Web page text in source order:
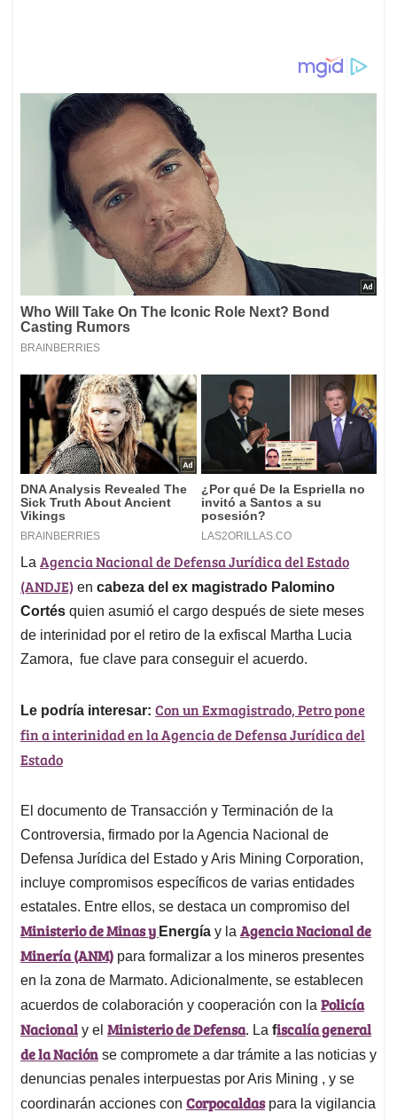
La Agencia Nacional de Defensa Jurídica del Estado
(ANDJE) en cabeza del ex magistrado Palomino
Cortés quien asumió el cargo después de siete meses
de interinidad por el retiro de la exfiscal Martha Lucia
Zamora, fue clave para conseguir el acuerdo.
Le podría interesar: Con un Exmagistrado, Petro pone
fin a interinidad en la Agencia de Defensa Jurídica del
Estado
El documento de Transacción y Terminación de la
Controversia, firmado por la Agencia Nacional de
Defensa Jurídica del Estado y Aris Mining Corporation,
incluye compromisos específicos de varias entidades
estatales. Entre ellos, se destaca un compromiso del
Ministerio de Minas y Energía y la Agencia Nacional de
Minería (ANM) para formalizar a los mineros presentes
en la zona de Marmato. Adicionalmente, se establecen
acuerdos de colaboración y cooperación con la Policía
Nacional y el Ministerio de Defensa. La fiscalía general
de la Nación se compromete a dar trámite a las noticias y
denuncias penales interpuestas por Aris Mining , y se
coordinarán acciones con Corpocaldaspara la vigilancia